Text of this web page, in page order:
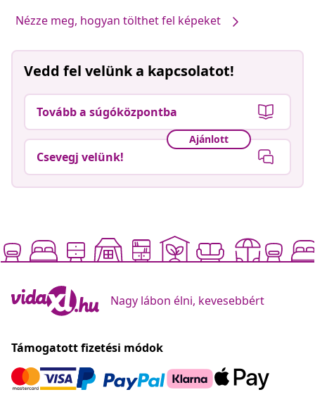
Nézze meg, hogyan tölthet fel képeket
Vedd fel velünk a kapcsolatot!
Tovább a súgóközpontba
Ajánlott
Csevegj velünk!
Nagy lábon élni, kevesebbért
Támogatott fizetési módok